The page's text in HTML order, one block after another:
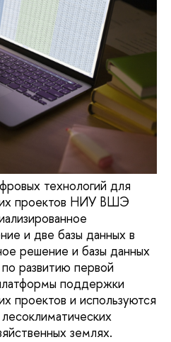
технологий для
проектов НИУ ВШЭ
и две базы данных в
решение и базы данных
развитию первой
поддержки
проектов и используются
землях.